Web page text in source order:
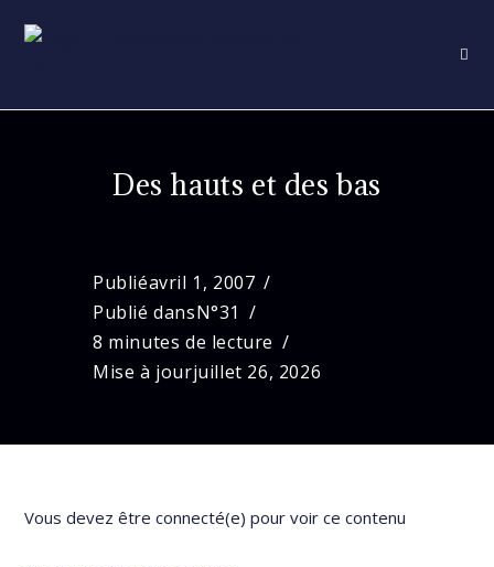
Des hauts et des bas
Publiéavril 1, 2007
Publié dansN°31
8 minutes de lecture
Mise à jourjuillet 26, 2026
Vous devez être connecté(e) pour voir ce contenu